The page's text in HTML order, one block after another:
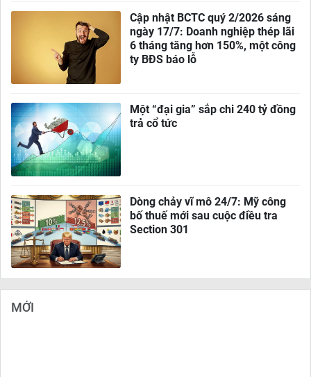
Cập nhật BCTC quý 2/2026 sáng
ngày 17/7: Doanh nghiệp thép lãi
6 tháng tăng hơn 150%, một công
ty BĐS báo lỗ
Một “đại gia” sắp chi 240 tỷ đồng
trả cổ tức
Dòng chảy vĩ mô 24/7: Mỹ công
bố thuế mới sau cuộc điều tra
Section 301
MỚI